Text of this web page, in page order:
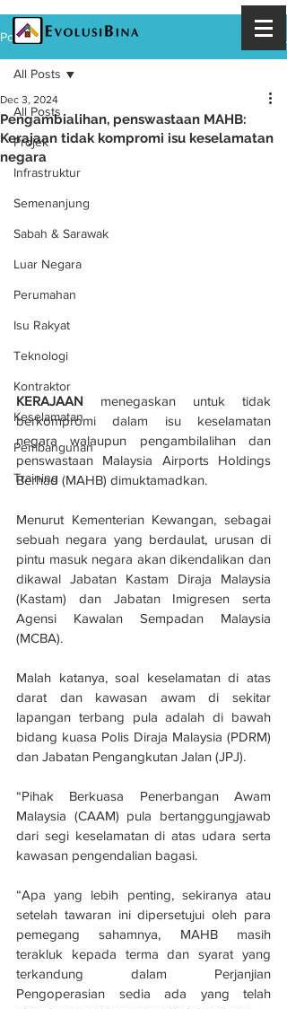
Post
All Posts
Projek
Infrastruktur
Semenanjung
Sabah & Sarawak
Luar Negara
Perumahan
Isu Rakyat
Teknologi
Kontraktor
Keselamatan
Pembangunan
Training
All Posts
Pengambialihan, penswastaan MAHB:
Kerajaan tidak kompromi isu keselamatan
negara
Dec 3, 2024
KERAJAAN menegaskan untuk tidak
berkompromi dalam isu keselamatan
negara walaupun pengambilalihan dan
penswastaan Malaysia Airports Holdings
Berhad (MAHB) dimuktamadkan.
Menurut Kementerian Kewangan, sebagai
sebuah negara yang berdaulat, urusan di
pintu masuk negara akan dikendalikan dan
dikawal Jabatan Kastam Diraja Malaysia
(Kastam) dan Jabatan Imigresen serta
Agensi Kawalan Sempadan Malaysia
(MCBA).
Malah katanya, soal keselamatan di atas
darat dan kawasan awam di sekitar
lapangan terbang pula adalah di bawah
bidang kuasa Polis Diraja Malaysia (PDRM)
dan Jabatan Pengangkutan Jalan (JPJ).
“Pihak Berkuasa Penerbangan Awam
Malaysia (CAAM) pula bertanggungjawab
dari segi keselamatan di atas udara serta
kawasan pengendalian bagasi.
“Apa yang lebih penting, sekiranya atau
setelah tawaran ini dipersetujui oleh para
pemegang sahamnya, MAHB masih
terakluk kepada terma dan syarat yang
terkandung dalam Perjanjian
Pengoperasian sedia ada yang telah